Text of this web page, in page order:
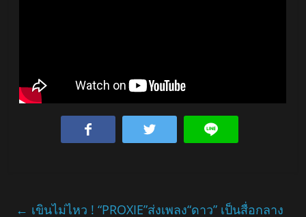
← เขินไม่ไหว ! “PROXIE”ส่งเพลง“ดาว” เป็นสื่อกลาง